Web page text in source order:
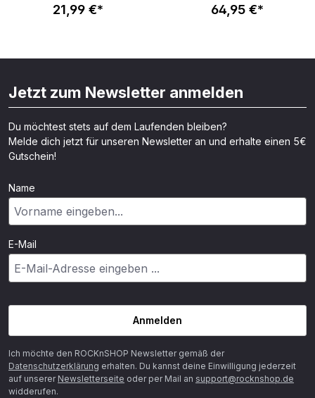
21,99 €* 64,95 €*
Jetzt zum Newsletter anmelden
Du möchtest stets auf dem Laufenden bleiben?
Melde dich jetzt für unseren Newsletter an und erhalte einen 5€
Gutschein!
Name
E-Mail
Anmelden
Ich möchte den ROCKnSHOP Newsletter gemäß der
Datenschutzerklärung erhalten. Du kannst deine Einwilligung jederzeit
auf unserer Newsletterseite oder per Mail an support@rocknshop.de
widderufen.